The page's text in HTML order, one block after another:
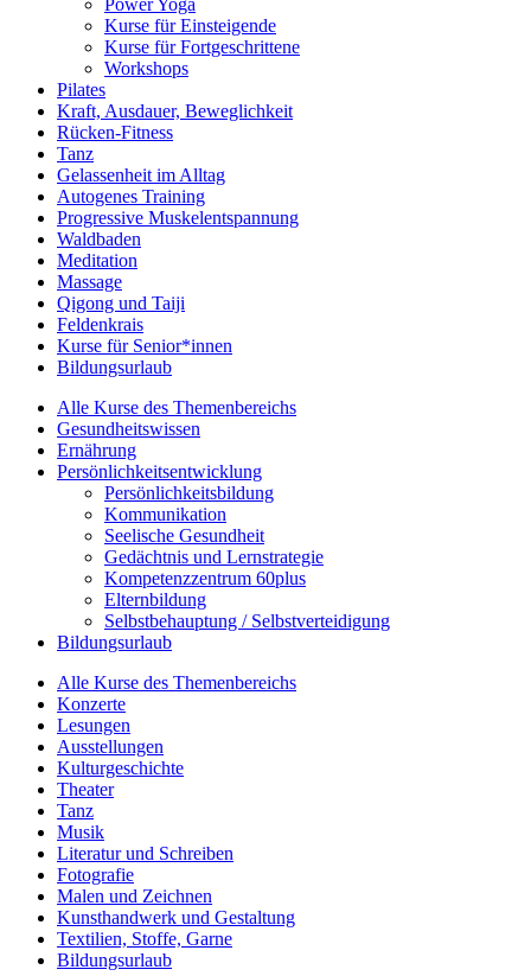
Kurse für Einsteigende
Kurse für Fortgeschrittene
Workshops
Pilates
Kraft, Ausdauer, Beweglichkeit
Rücken-Fitness
Tanz
Gelassenheit im Alltag
Autogenes Training
Progressive Muskelentspannung
Waldbaden
Meditation
Massage
Qigong und Taiji
Feldenkrais
Kurse für Senior*innen
Bildungsurlaub
Alle Kurse des Themenbereichs
Gesundheitswissen
Ernährung
Persönlichkeitsentwicklung
Persönlichkeitsbildung
Kommunikation
Seelische Gesundheit
Gedächtnis und Lernstrategie
Kompetenzzentrum 60plus
Elternbildung
Selbstbehauptung / Selbstverteidigung
Bildungsurlaub
Alle Kurse des Themenbereichs
Konzerte
Lesungen
Ausstellungen
Kulturgeschichte
Theater
Tanz
Musik
Literatur und Schreiben
Fotografie
Malen und Zeichnen
Kunsthandwerk und Gestaltung
Textilien, Stoffe, Garne
Bildungsurlaub